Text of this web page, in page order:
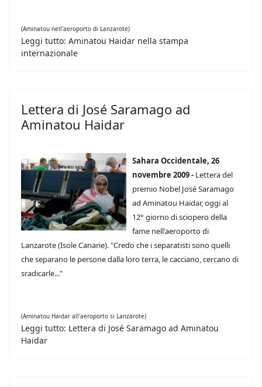
(Aminatou nell'aeroporto di Lanzarote)
Leggi tutto: Aminatou Haidar nella stampa
internazionale
Lettera di José Saramago ad
Aminatou Haidar
Sahara Occidentale, 26
novembre 2009 - Lettera del
premio Nobel José Saramago
ad Aminatou Haidar, oggi al
12° giorno di sciopero della
fame nell'aeroporto di
Lanzarote (Isole Canarie). "Credo che i separatisti sono quelli
che separano le persone dalla loro terra, le cacciano, cercano di
sradicarle..."
(Aminatou Haidar all'aeroporto si Lanzarote)
Leggi tutto: Lettera di José Saramago ad Aminatou
Haidar